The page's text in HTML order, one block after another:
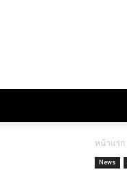
หน้าแรก
News